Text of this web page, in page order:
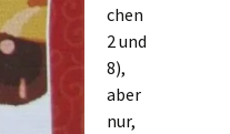
chen
2 und
8),
aber
nur,